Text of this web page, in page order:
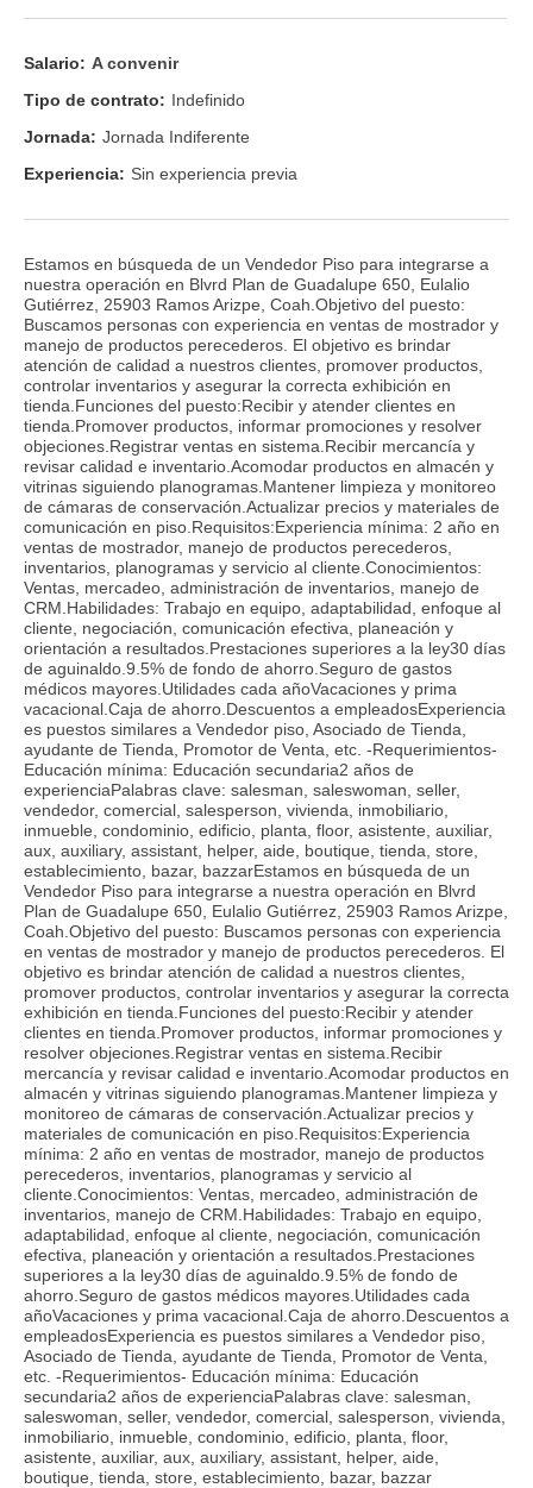
Salario: A convenir
Tipo de contrato: Indefinido
Jornada: Jornada Indiferente
Experiencia: Sin experiencia previa
Estamos en búsqueda de un Vendedor Piso para integrarse a
nuestra operación en Blvrd Plan de Guadalupe 650, Eulalio
Gutiérrez, 25903 Ramos Arizpe, Coah.Objetivo del puesto:
Buscamos personas con experiencia en ventas de mostrador y
manejo de productos perecederos. El objetivo es brindar
atención de calidad a nuestros clientes, promover productos,
controlar inventarios y asegurar la correcta exhibición en
tienda.Funciones del puesto:Recibir y atender clientes en
tienda.Promover productos, informar promociones y resolver
objeciones.Registrar ventas en sistema.Recibir mercancía y
revisar calidad e inventario.Acomodar productos en almacén y
vitrinas siguiendo planogramas.Mantener limpieza y monitoreo
de cámaras de conservación.Actualizar precios y materiales de
comunicación en piso.Requisitos:Experiencia mínima: 2 año en
ventas de mostrador, manejo de productos perecederos,
inventarios, planogramas y servicio al cliente.Conocimientos:
Ventas, mercadeo, administración de inventarios, manejo de
CRM.Habilidades: Trabajo en equipo, adaptabilidad, enfoque al
cliente, negociación, comunicación efectiva, planeación y
orientación a resultados.Prestaciones superiores a la ley30 días
de aguinaldo.9.5% de fondo de ahorro.Seguro de gastos
médicos mayores.Utilidades cada añoVacaciones y prima
vacacional.Caja de ahorro.Descuentos a empleadosExperiencia
es puestos similares a Vendedor piso, Asociado de Tienda,
ayudante de Tienda, Promotor de Venta, etc. -Requerimientos-
Educación mínima: Educación secundaria2 años de
experienciaPalabras clave: salesman, saleswoman, seller,
vendedor, comercial, salesperson, vivienda, inmobiliario,
inmueble, condominio, edificio, planta, floor, asistente, auxiliar,
aux, auxiliary, assistant, helper, aide, boutique, tienda, store,
establecimiento, bazar, bazzarEstamos en búsqueda de un
Vendedor Piso para integrarse a nuestra operación en Blvrd
Plan de Guadalupe 650, Eulalio Gutiérrez, 25903 Ramos Arizpe,
Coah.Objetivo del puesto: Buscamos personas con experiencia
en ventas de mostrador y manejo de productos perecederos. El
objetivo es brindar atención de calidad a nuestros clientes,
promover productos, controlar inventarios y asegurar la correcta
exhibición en tienda.Funciones del puesto:Recibir y atender
clientes en tienda.Promover productos, informar promociones y
resolver objeciones.Registrar ventas en sistema.Recibir
mercancía y revisar calidad e inventario.Acomodar productos en
almacén y vitrinas siguiendo planogramas.Mantener limpieza y
monitoreo de cámaras de conservación.Actualizar precios y
materiales de comunicación en piso.Requisitos:Experiencia
mínima: 2 año en ventas de mostrador, manejo de productos
perecederos, inventarios, planogramas y servicio al
cliente.Conocimientos: Ventas, mercadeo, administración de
inventarios, manejo de CRM.Habilidades: Trabajo en equipo,
adaptabilidad, enfoque al cliente, negociación, comunicación
efectiva, planeación y orientación a resultados.Prestaciones
superiores a la ley30 días de aguinaldo.9.5% de fondo de
ahorro.Seguro de gastos médicos mayores.Utilidades cada
añoVacaciones y prima vacacional.Caja de ahorro.Descuentos a
empleadosExperiencia es puestos similares a Vendedor piso,
Asociado de Tienda, ayudante de Tienda, Promotor de Venta,
etc. -Requerimientos- Educación mínima: Educación
secundaria2 años de experienciaPalabras clave: salesman,
saleswoman, seller, vendedor, comercial, salesperson, vivienda,
inmobiliario, inmueble, condominio, edificio, planta, floor,
asistente, auxiliar, aux, auxiliary, assistant, helper, aide,
boutique, tienda, store, establecimiento, bazar, bazzar